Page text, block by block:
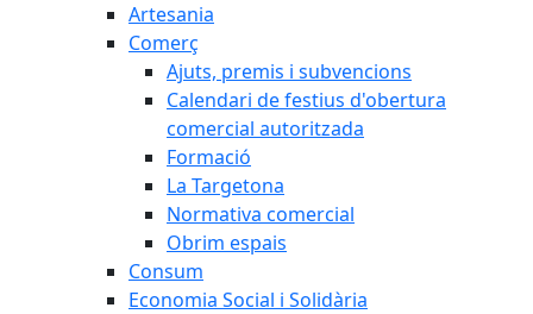
Artesania
Comerç
Ajuts, premis i subvencions
Calendari de festius d'obertura
comercial autoritzada
Formació
La Targetona
Normativa comercial
Obrim espais
Consum
Economia Social i Solidària